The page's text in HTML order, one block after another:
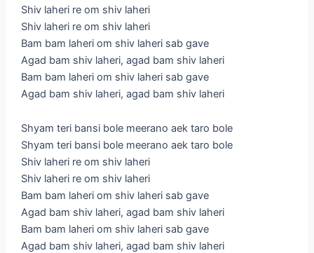
Shiv laheri re om shiv laheri
Shiv laheri re om shiv laheri
Bam bam laheri om shiv laheri sab gave
Agad bam shiv laheri, agad bam shiv laheri
Bam bam laheri om shiv laheri sab gave
Agad bam shiv laheri, agad bam shiv laheri
Shyam teri bansi bole meerano aek taro bole
Shyam teri bansi bole meerano aek taro bole
Shiv laheri re om shiv laheri
Shiv laheri re om shiv laheri
Bam bam laheri om shiv laheri sab gave
Agad bam shiv laheri, agad bam shiv laheri
Bam bam laheri om shiv laheri sab gave
Agad bam shiv laheri, agad bam shiv laheri